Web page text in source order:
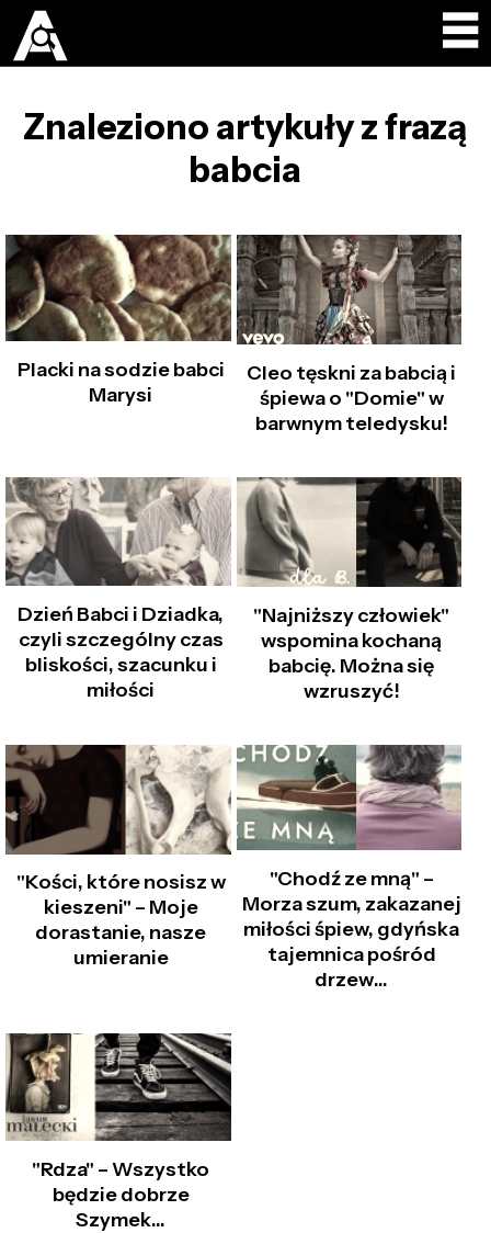
Znaleziono artykuły z frazą
babcia
Placki na sodzie babci
Marysi
Cleo tęskni za babcią i
śpiewa o "Domie" w
barwnym teledysku!
Dzień Babci i Dziadka,
czyli szczególny czas
bliskości, szacunku i
miłości
"Najniższy człowiek"
wspomina kochaną
babcię. Można się
wzruszyć!
"Kości, które nosisz w
kieszeni" – Moje
dorastanie, nasze
umieranie
"Chodź ze mną" –
Morza szum, zakazanej
miłości śpiew, gdyńska
tajemnica pośród
drzew…
"Rdza" – Wszystko
będzie dobrze
Szymek…